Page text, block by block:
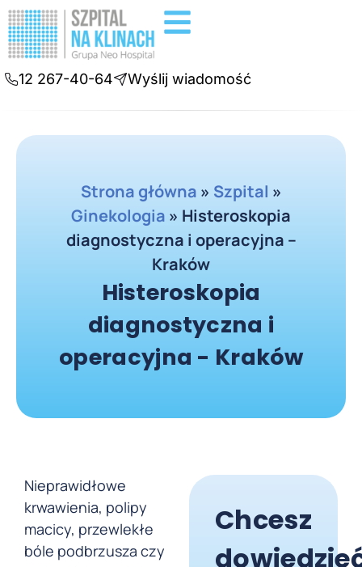
12 267-40-64 Wyślij wiadomość
Strona główna » Szpital »
Ginekologia » Histeroskopia
diagnostyczna i operacyjna –
Kraków
Histeroskopia
diagnostyczna i
operacyjna - Kraków
Nieprawidłowe
krwawienia, polipy
macicy, przewlekłe
bóle podbrzusza czy
Chcesz